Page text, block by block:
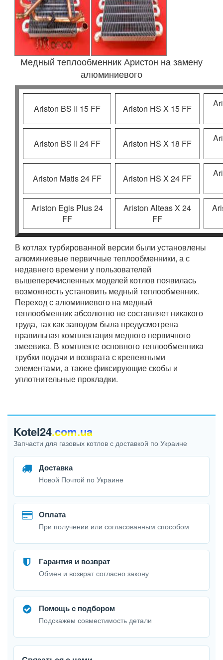
Медный теплообменник Аристон на замену
алюминиевого
Ariston BS II 15 FF Ariston HS X 15 FF
Ariston BS II 24 FF Ariston HS X 18 FF
Ariston Matis 24 FF Ariston HS X 24 FF
Ariston Egis Plus 24
FF
Ariston Alteas X 24
FF
В котлах турбированной версии были установлены
алюминиевые первичные теплообменники, а с
недавнего времени у пользователей
вышеперечисленных моделей котлов появилась
возможность установить медный теплообменник.
Переход с алюминиевого на медный
теплообменник абсолютно не составляет никакого
труда, так как заводом была предусмотрена
правильная комплектация медного первичного
змеевика. В комплекте основного теплообменника
трубки подачи и возврата с крепежными
элементами, а также фиксирующие скобы и
уплотнительные прокладки.
Kotel24.com.ua
Запчасти для газовых котлов с доставкой по Украине
Доставка
Новой Почтой по Украине
Оплата
При получении или согласованным способом
Гарантия и возврат
Обмен и возврат согласно закону
Помощь с подбором
Подскажем совместимость детали